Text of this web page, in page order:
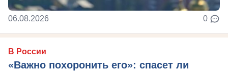
06.08.2026 0
В России
«Важно похоронить его»: спасет ли